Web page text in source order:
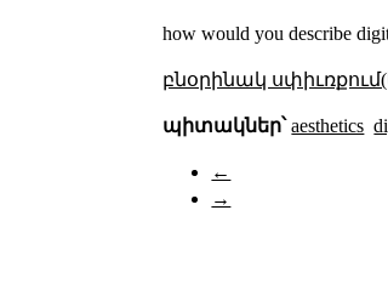
how would you describe
բնօրինակ
պիտակներ՝ aesthetics
←
→